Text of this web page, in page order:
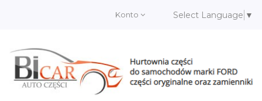
Konto Select Language ▼